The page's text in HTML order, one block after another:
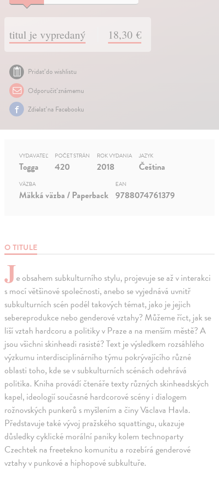
titul je vypredaný 18,30 €
Pridať do wishlistu
Odporučiť známemu
Zdielať na Facebooku
O TITULE
Je obsahem subkulturního stylu, projevuje se až v interakci
s mocí většinové společnosti, anebo se vyjednává uvnitř
subkulturních scén podél takových témat, jako je jejich
sebereprodukce nebo genderové vztahy? Můžeme říct, jak se
liší vztah hardcoru a politiky v Praze a na menším městě? A
jsou všichni skinheadi rasisté? Text je výsledkem rozsáhlého
výzkumu interdisciplinárního týmu pokrývajícího různé
oblasti toho, kde se v subkulturních scénách odehrává
politika. Kniha provádí čtenáře texty různých skinheadských
kapel, ideologií současné hardcorové scény i dialogem
rožnovských punkerů s myšlením a činy Václava Havla.
Představuje také vývoj pražského squattingu, ukazuje
důsledky cyklické morální paniky kolem technoparty
Czechtek na freetekno komunitu a rozebírá genderové
vztahy v punkové a hiphopové subkultuře.
VYDAVATEĽ
Togga
POČET STRÁN
420
ROK VYDANIA
2018
JAZYK
Čeština
VÄZBA
Mäkká väzba / Paperback
EAN
9788074761379